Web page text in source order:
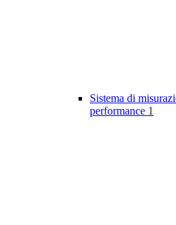
Sistema di
performance 1